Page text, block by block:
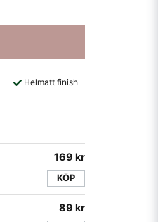
Helmatt finish
169 kr
KÖP
89 kr